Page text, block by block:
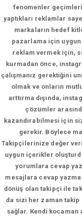
fenomenler
yaptıkları reklamlar
markaların hedef
pazarlama için
reklam vermek için,
kurmadan önce,
çalışmanız gerektiğini
olmak ve onların
arttırma dışında,
çözümler
kazandırabilmesi için
gerekir. Böylece
Takipçilerinize değer
uygun içerikler
yorumlara cevap
mesajlara cevap
dönüş olan takipçi ile
da sizi her zaman takip
sağlar. Kendi